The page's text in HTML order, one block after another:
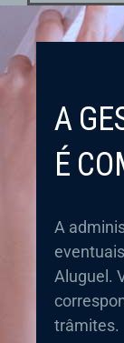
A
É
A
Aluguel.
trâmites.